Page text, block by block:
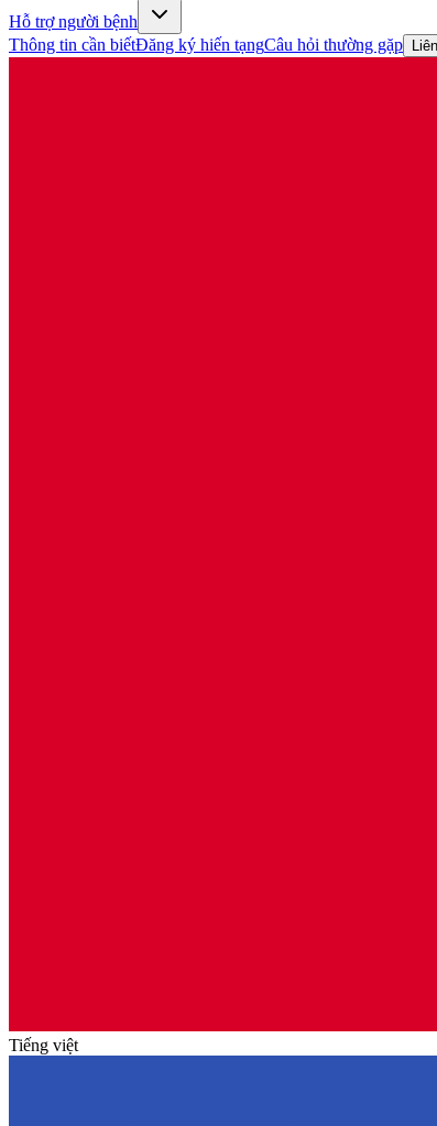
Hỗ trợ người bệnh
Thông tin cần biếtĐăng ký hiến tạngCâu hỏi thường gặp
Tiếng việt